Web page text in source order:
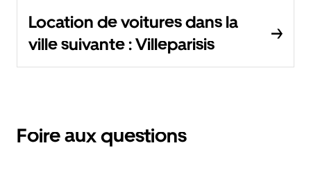
Location de voitures dans la
ville suivante : Villeparisis
Foire aux questions